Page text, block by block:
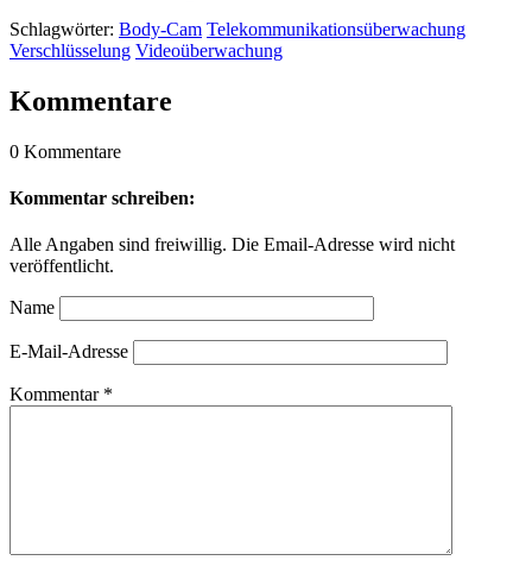
Schlagwörter: Body-Cam Telekommunikationsüberwachung
Verschlüsselung Videoüberwachung
Kommentare
0 Kommentare
Kommentar schreiben:
Alle Angaben sind freiwillig. Die Email-Adresse wird nicht
veröffentlicht.
Name
E-Mail-Adresse
Kommentar *